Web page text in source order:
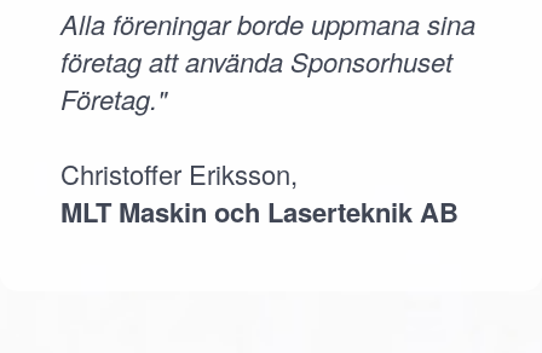
Alla föreningar borde uppmana sina
företag att använda Sponsorhuset
Företag."
Christoffer Eriksson,
MLT Maskin och Laserteknik AB